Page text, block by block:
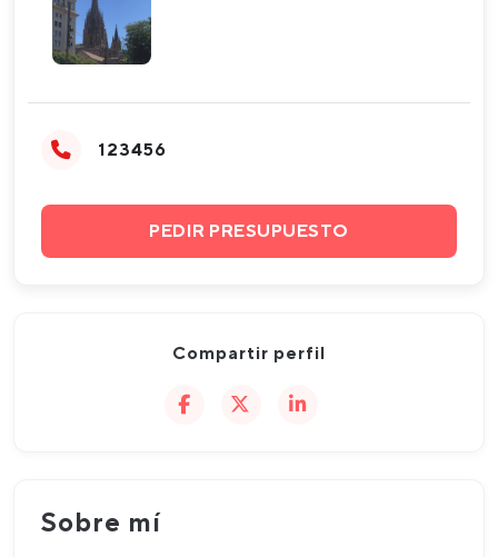
123456
PEDIR PRESUPUESTO
Compartir perfil
Sobre mí